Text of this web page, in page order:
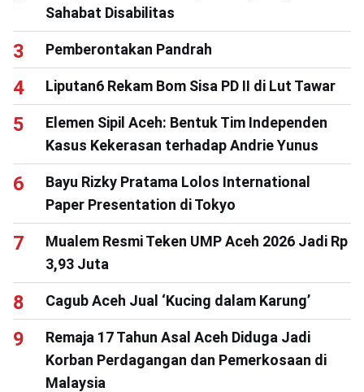
Sahabat Disabilitas
Pemberontakan Pandrah
Liputan6 Rekam Bom Sisa PD II di Lut Tawar
Elemen Sipil Aceh: Bentuk Tim Independen
Kasus Kekerasan terhadap Andrie Yunus
Bayu Rizky Pratama Lolos International
Paper Presentation di Tokyo
Mualem Resmi Teken UMP Aceh 2026 Jadi Rp
3,93 Juta
Cagub Aceh Jual ‘Kucing dalam Karung’
Remaja 17 Tahun Asal Aceh Diduga Jadi
Korban Perdagangan dan Pemerkosaan di
Malaysia